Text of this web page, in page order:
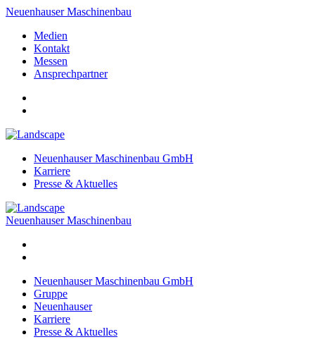
Neuenhauser Maschinenbau
Medien
Kontakt
Messen
Ansprechpartner
Neuenhauser Maschinenbau GmbH
Karriere
Presse & Aktuelles
Neuenhauser Maschinenbau
Neuenhauser Maschinenbau GmbH
Gruppe
Neuenhauser
Karriere
Presse & Aktuelles